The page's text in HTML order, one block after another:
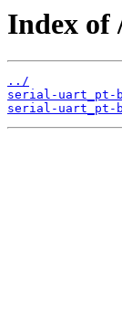
Index of
../
serial-uart_pt-
serial-uart_pt-